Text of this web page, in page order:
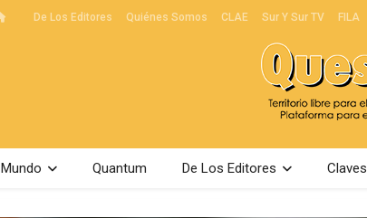
De Los Editores Quiénes Somos CLAE Sur Y Sur TV FILA
Mundo Quantum De Los Editores Claves